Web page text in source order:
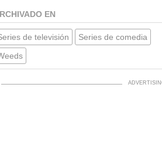
EN
de televisión
Series de comedia